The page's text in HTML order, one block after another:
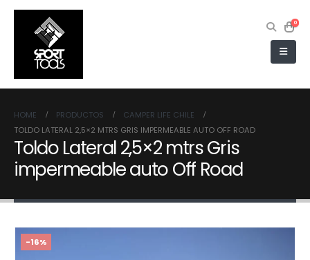
0
HOME PRODUCTOS
CAMPER LIFE CHILE
TOLDO LATERAL 2,5×2 MTRS GRIS IMPERMEABLE AUTO OFF ROAD
Toldo Lateral 2,5×2 mtrs Gris
impermeable auto Off Road
-16%